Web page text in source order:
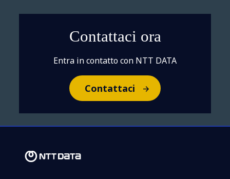
speranze e i propri sogni
Contattaci ora
Entra in contatto con NTT DATA
Contattaci